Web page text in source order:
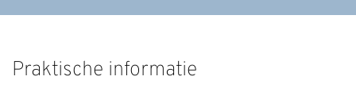
Praktische informatie